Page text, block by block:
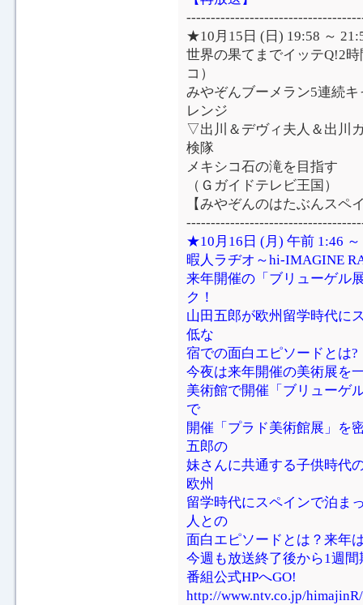
★10月15日 (日) 19:58 ～
世界の果てまでイッテQ!2
コ）
みやぞんブーメラン5連続
レンジ
▽出川＆デヴィ夫人＆出川
検隊
メキシコ石の滝を目指す
（Ｇガイドテレビ王国）
【みやぞんのはたぶんスペ
★10月16日 (月) 午前 1:46
暇人ラヂオ～hi-IMAGINE
来年開催の「ブリューゲル
ク！
山田五郎が欧州留学時代に
低な
宿での面白エピソードとは?
今夜は来年開催の美術展を
美術館で開催「ブリューゲ
で
開催「プラド美術館展」を
五郎の
妹さんに共通する子供時代
欧州
留学時代にスペインで泊ま
人との
面白エピソードとは？来年
今週も放送終了後から1週
番組公式HPへGO!
http://www.ntv.co.jp/himajinR/